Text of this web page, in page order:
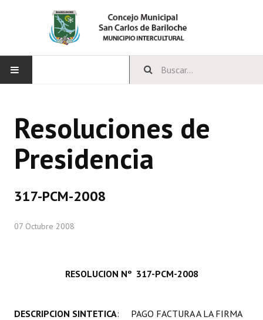
CONCEJO
Bloques Políticos
Comisiones Permanentes
Comisiones Especiales
Resoluciones de
Presidencia
317-PCM-2008
07 Octubre 2008
RESOLUCION Nº 317-PCM-2008
DESCRIPCION SINTETICA: PAGO FACTURA A LA FIRMA